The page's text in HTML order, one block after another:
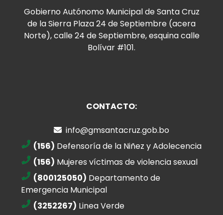
Gobierno Autónomo Municipal de Santa Cruz
de la Sierra Plaza 24 de Septiembre (acera
Norte), calle 24 de Septiembre, esquina calle
Bolívar #101.
CONTACTO:
info@gmsantacruz.gob.bo
(156) Defensoría de la Niñez y Adolecencia
(156) Mujeres víctimas de violencia sexual
(800125050) Departamento de
Emergencia Municipal
(3252267) Linea Verde